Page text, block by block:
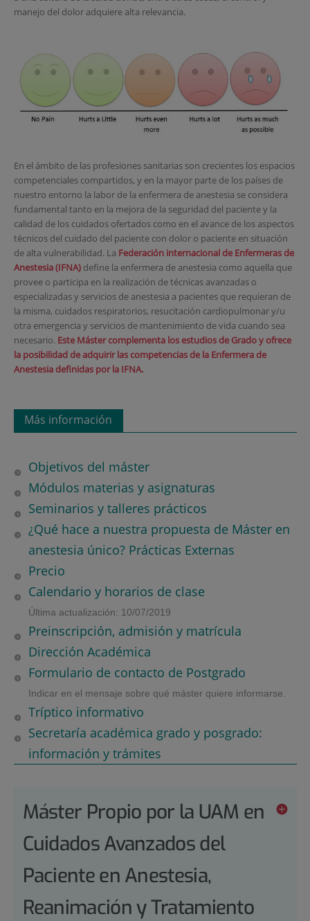
manejo del dolor adquiere alta relevancia.
En el ámbito de las profesiones sanitarias son crecientes los espacios
competenciales compartidos, y en la mayor parte de los países de
nuestro entorno la labor de la enfermera de anestesia se considera
fundamental tanto en la mejora de la seguridad del paciente y la
calidad de los cuidados ofertados como en el avance de los aspectos
técnicos del cuidado del paciente con dolor o paciente en situación
de alta vulnerabilidad. La Federación internacional de Enfermeras de
Anestesia (IFNA)define la enfermera de anestesia como aquella que
provee o participa en la realización de técnicas avanzadas o
especializadas y servicios de anestesia a pacientes que requieran de
la misma, cuidados respiratorios, resucitación cardiopulmonar y/u
otra emergencia y servicios de mantenimiento de vida cuando sea
necesario. Este Máster complementa los estudios de Grado y ofrece
la posibilidad de adquirir las competencias de la Enfermera de
Anestesia definidas por la IFNA.
Más información
Objetivos del máster
Módulos materias y asignaturas
Seminarios y talleres prácticos
¿Qué hace a nuestra propuesta de Máster en
anestesia único? Prácticas Externas
Precio
Calendario y horarios de clase
Última actualización: 10/07/2019
Preinscripción, admisión y matrícula
Dirección Académica
Formulario de contacto de Postgrado
Indicar en el mensaje sobre qué máster quiere informarse.
Tríptico informativo
Secretaría académica grado y posgrado:
información y trámites
Máster Propio por la UAM en
Cuidados Avanzados del
Paciente en Anestesia,
Reanimación y Tratamiento